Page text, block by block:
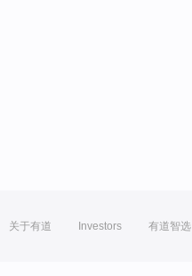
关于有道 Investors 有道智选